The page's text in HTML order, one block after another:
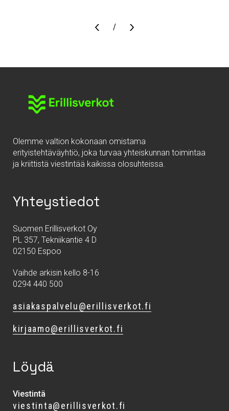
Sivu
/
Olemme valtion kokonaan omistama
erityistehtäväyhtiö, joka turvaa yhteiskunnan toimintaa
ja kriittistä viestintää kaikissa olosuhteissa.
Yhteystiedot
Suomen Erillisverkot Oy
PL 357, Tekniikantie 4 D
02150 Espoo
Vaihde arkisin kello 8-16
0294 440 500
asiakaspalvelu@erillisverkot.fi
kirjaamo@erillisverkot.fi
Löydä
Viestintä
viestinta@erillisverkot.fi